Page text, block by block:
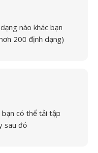
nào khác bạn
200 định dạng)
có thể tải tập
sau đó